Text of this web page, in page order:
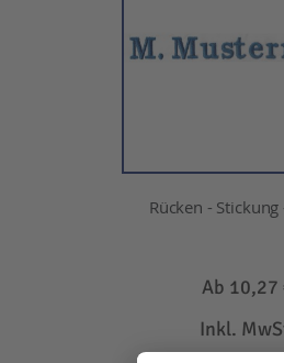
Rücken -
Ab 10,27
Inkl.